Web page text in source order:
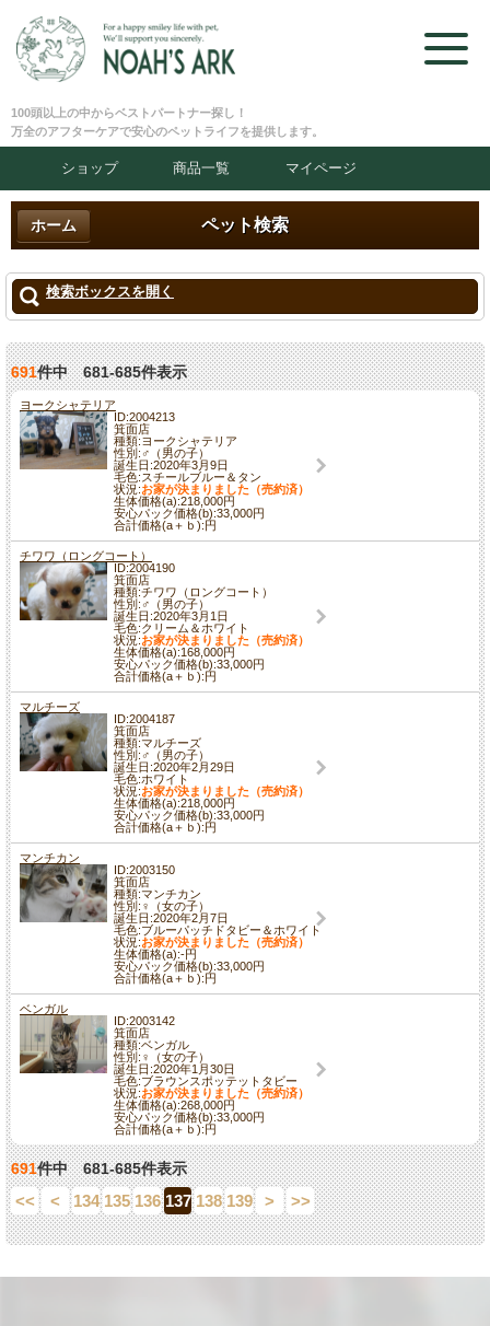
100頭以上の中からベストパートナー探し！
万全のアフターケアで安心のペットライフを提供します。
ショップ 商品一覧 マイページ
ペット検索
ホーム
検索ボックスを開く
691件中 681-685件表示
ヨークシャテリア
ID:2004213
箕面店
種類:ヨークシャテリア
性別:♂（男の子）
誕生日:2020年3月9日
毛色:スチールブルー＆タン
状況:お家が決まりました（売約済）
生体価格(a):218,000円
安心パック価格(b):33,000円
合計価格(a＋ｂ):円
チワワ（ロングコート）
ID:2004190
箕面店
種類:チワワ（ロングコート）
性別:♂（男の子）
誕生日:2020年3月1日
毛色:クリーム＆ホワイト
状況:お家が決まりました（売約済）
生体価格(a):168,000円
安心パック価格(b):33,000円
合計価格(a＋ｂ):円
マルチーズ
ID:2004187
箕面店
種類:マルチーズ
性別:♂（男の子）
誕生日:2020年2月29日
毛色:ホワイト
状況:お家が決まりました（売約済）
生体価格(a):218,000円
安心パック価格(b):33,000円
合計価格(a＋ｂ):円
マンチカン
ID:2003150
箕面店
種類:マンチカン
性別:♀（女の子）
誕生日:2020年2月7日
毛色:ブルーパッチドタビー＆ホワイト
状況:お家が決まりました（売約済）
生体価格(a):-円
安心パック価格(b):33,000円
合計価格(a＋ｂ):円
ベンガル
ID:2003142
箕面店
種類:ベンガル
性別:♀（女の子）
誕生日:2020年1月30日
毛色:ブラウンスポッテットタビー
状況:お家が決まりました（売約済）
生体価格(a):268,000円
安心パック価格(b):33,000円
合計価格(a＋ｂ):円
691件中 681-685件表示
<< < 134 135 136 137 138 139 > >>